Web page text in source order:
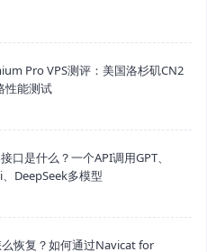
Pro VPS测评：美国洛杉矶CN2
性能测试
口是什么？一个API调用GPT、
DeepSeek多模型
恢复？如何通过Navicat for